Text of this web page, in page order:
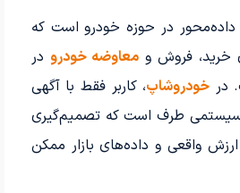
داده‌محور در حوزه خودرو است که
خرید، فروش ومعاوضه خودرو در
در خودروشاپ، کاربر فقط با آگهی
سیستمی طرف است که تصمیم‌گیری
ارزش واقعی و داده‌های بازار ممکن